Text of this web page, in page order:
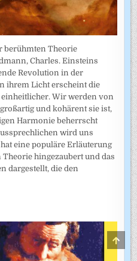
berühmten Theorie
Charles. Einsteins
Revolution in der
ihrem Licht erscheint die
Wir werden von
und kohärent sie ist,
Harmonie beherrscht
wird uns
eine populäre Erläuterung
hingezaubert und das
dargestellt, die den
TO
TOP